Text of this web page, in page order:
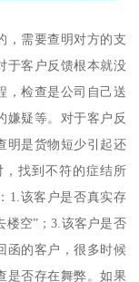
，需要查明对方的支
于客户反馈根本就没
，检查是公司自己送
嫌疑等。对于客户反
明是货物短少引起还
找到不符的症结所
1.该客户是否真实存
楼空”；3.该客户是否
函的客户，很多时候
是否存在舞弊。如果